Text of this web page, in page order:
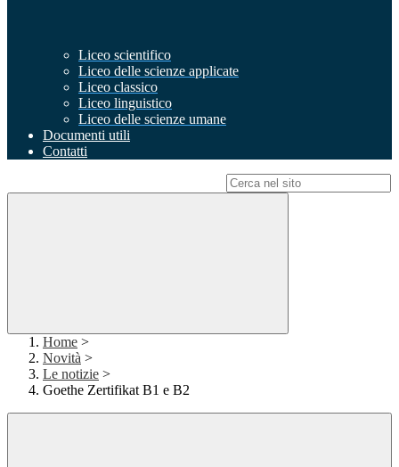
Liceo scientifico
Liceo delle scienze applicate
Liceo classico
Liceo linguistico
Liceo delle scienze umane
Documenti utili
Contatti
Home >
Novità >
Le notizie >
Goethe Zertifikat B1 e B2